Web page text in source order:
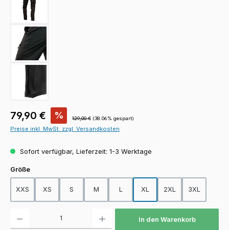
Verkaufspreis:
79,90 € % Regulärer Preis:
129,00 € (38.06% gespart)
Preise inkl. MwSt. zzgl. Versandkosten
Sofort verfügbar, Lieferzeit: 1-3 Werktage
Größeauswählen
XXS XS S M L XL 2XL 3XL
In den Warenkorb